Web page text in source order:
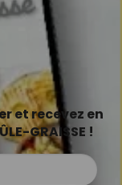
et recevez en
GRAISSE !